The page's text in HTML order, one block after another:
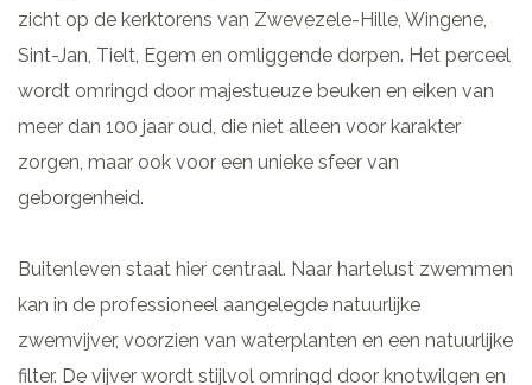
zicht op de kerktorens van Zwevezele-Hille, Wingene,
Sint-Jan, Tielt, Egem en omliggende dorpen. Het perceel
wordt omringd door majestueuze beuken en eiken van
meer dan 100 jaar oud, die niet alleen voor karakter
zorgen, maar ook voor een unieke sfeer van
geborgenheid.
Buitenleven staat hier centraal. Naar hartelust zwemmen
kan in de professioneel aangelegde natuurlijke
zwemvijver, voorzien van waterplanten en een natuurlijke
filter. De vijver wordt stijlvol omringd door knotwilgen en